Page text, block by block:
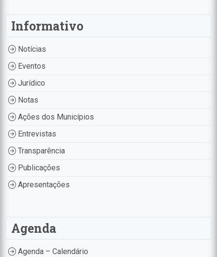
Informativo
Notícias
Eventos
Jurídico
Notas
Ações dos Municípios
Entrevistas
Transparência
Publicações
Apresentações
Agenda
Agenda – Calendário